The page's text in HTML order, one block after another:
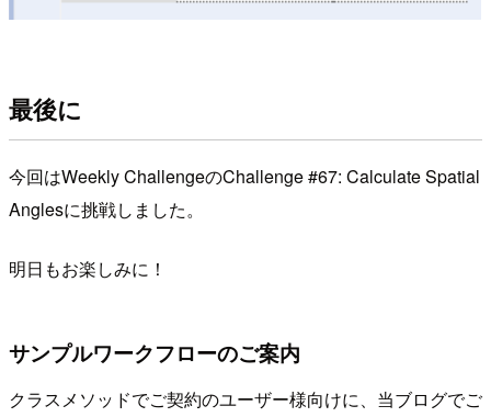
最後に
今回はWeekly ChallengeのChallenge #67: Calculate Spatial
Anglesに挑戦しました。
明日もお楽しみに！
サンプルワークフローのご案内
クラスメソッドでご契約のユーザー様向けに、当ブログでご